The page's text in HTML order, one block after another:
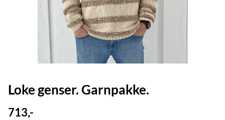
Loke genser. Garnpakke.
713,-